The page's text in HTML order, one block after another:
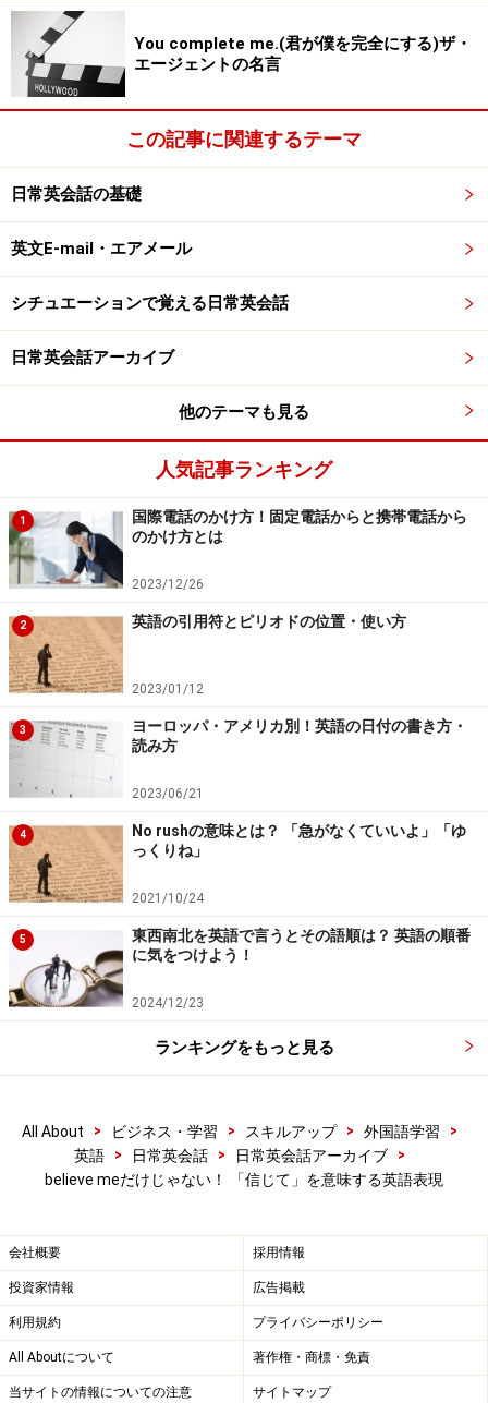
You complete me.(君が僕を完全にする)ザ・
エージェントの名言
この記事に関連するテーマ
日常英会話の基礎
英文E-mail・エアメール
シチュエーションで覚える日常英会話
日常英会話アーカイブ
他のテーマも見る
人気記事ランキング
1
国際電話のかけ方！固定電話からと携帯電話から
のかけ方とは
2023/12/26
2 英語の引用符とピリオドの位置・使い方
2023/01/12
3
ヨーロッパ・アメリカ別！英語の日付の書き方・
読み方
2023/06/21
4
No rushの意味とは？ 「急がなくていいよ」「ゆ
っくりね」
2021/10/24
5
東西南北を英語で言うとその語順は？ 英語の順番
に気をつけよう！
2024/12/23
ランキングをもっと見る
All About > ビジネス・学習 > スキルアップ > 外国語学習
>
英語
> 日常英会話 > 日常英会話アーカイブ
>
believe meだけじゃない！ 「信じて」を意味する英語表現
会社概要 採用情報
投資家情報 広告掲載
利用規約 プライバシーポリシー
All Aboutについて 著作権・商標・免責
当サイトの情報についての注意 サイトマップ